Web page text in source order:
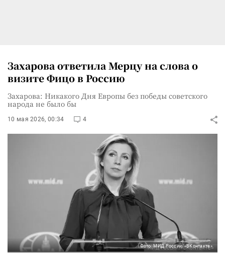
Захарова ответила Мерцу на слова о
визите Фицо в Россию
Захарова: Никакого Дня Европы без победы советского
народа не было бы
10 мая 2026, 00:34 4
Фото: МИД России/«ВКонтакте»